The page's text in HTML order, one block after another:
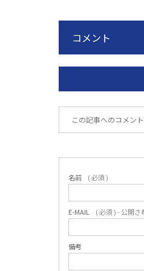
コメント
この記事へのコメン
名前 ( 必須 )
E-MAIL ( 必須 ) - 公開さ
備考